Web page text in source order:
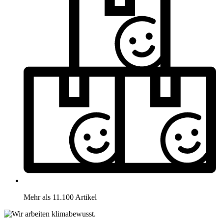
Mehr als 11.100 Artikel